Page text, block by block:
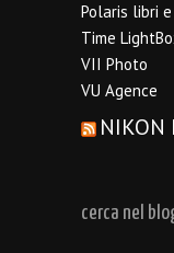
Polaris libri
Time
VII Photo
VU Agence
NIKON
cerca nel